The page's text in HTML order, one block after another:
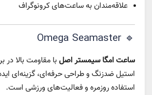
علاقه‌مندان به ساعت‌های کرونوگراف
🔹 Omega Seamaster
ساعت امگا سیمستر اصل با مقاومت بالا در
استیل ضدزنگ و طراحی حرفه‌ای، گزینه‌ای
استفاده روزمره و فعالیت‌های ورزشی است.